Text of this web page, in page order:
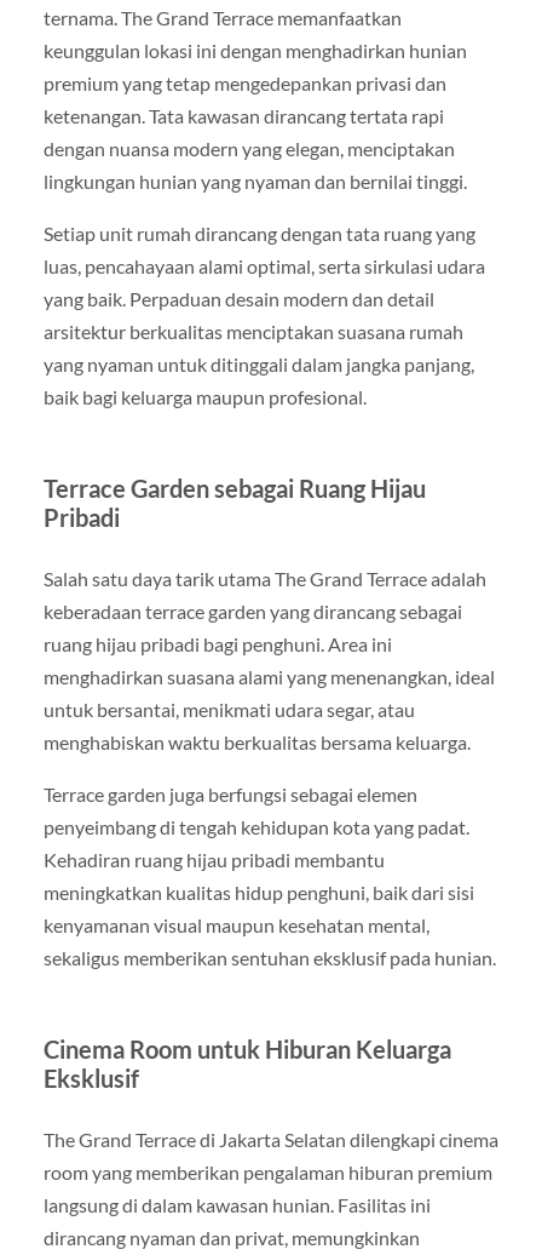
ternama. The Grand Terrace memanfaatkan
keunggulan lokasi ini dengan menghadirkan hunian
premium yang tetap mengedepankan privasi dan
ketenangan. Tata kawasan dirancang tertata rapi
dengan nuansa modern yang elegan, menciptakan
lingkungan hunian yang nyaman dan bernilai tinggi.
Setiap unit rumah dirancang dengan tata ruang yang
luas, pencahayaan alami optimal, serta sirkulasi udara
yang baik. Perpaduan desain modern dan detail
arsitektur berkualitas menciptakan suasana rumah
yang nyaman untuk ditinggali dalam jangka panjang,
baik bagi keluarga maupun profesional.
Terrace Garden sebagai Ruang Hijau
Pribadi
Salah satu daya tarik utama The Grand Terrace adalah
keberadaan terrace garden yang dirancang sebagai
ruang hijau pribadi bagi penghuni. Area ini
menghadirkan suasana alami yang menenangkan, ideal
untuk bersantai, menikmati udara segar, atau
menghabiskan waktu berkualitas bersama keluarga.
Terrace garden juga berfungsi sebagai elemen
penyeimbang di tengah kehidupan kota yang padat.
Kehadiran ruang hijau pribadi membantu
meningkatkan kualitas hidup penghuni, baik dari sisi
kenyamanan visual maupun kesehatan mental,
sekaligus memberikan sentuhan eksklusif pada hunian.
Cinema Room untuk Hiburan Keluarga
Eksklusif
The Grand Terrace di Jakarta Selatan dilengkapi cinema
room yang memberikan pengalaman hiburan premium
langsung di dalam kawasan hunian. Fasilitas ini
dirancang nyaman dan privat, memungkinkan